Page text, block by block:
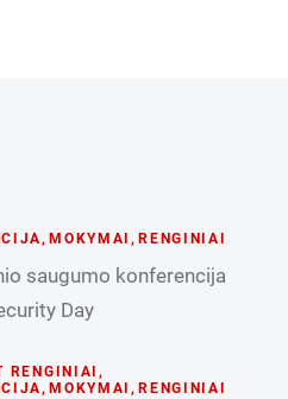
,MOKYMAI ,RENGINIAI
saugumo konferencija
Day
RENGINIAI ,
,MOKYMAI ,RENGINIAI